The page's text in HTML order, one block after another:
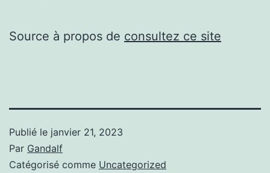
Source à propos de consultez ce site
Publié le janvier 21, 2023
Par Gandalf
Catégorisé comme Uncategorized